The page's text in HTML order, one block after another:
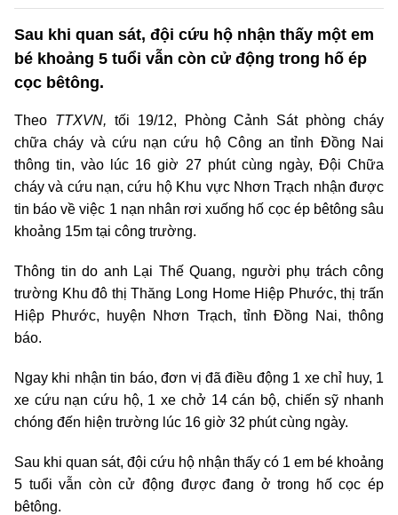
Sau khi quan sát, đội cứu hộ nhận thấy một em
bé khoảng 5 tuổi vẫn còn cử động trong hố ép
cọc bêtông.
Theo TTXVN, tối 19/12, Phòng Cảnh Sát phòng cháy
chữa cháy và cứu nạn cứu hộ Công an tỉnh Đồng Nai
thông tin, vào lúc 16 giờ 27 phút cùng ngày, Đội Chữa
cháy và cứu nạn, cứu hộ Khu vực Nhơn Trạch nhận được
tin báo về việc 1 nạn nhân rơi xuống hố cọc ép bêtông sâu
khoảng 15m tại công trường.
Thông tin do anh Lại Thế Quang, người phụ trách công
trường Khu đô thị Thăng Long Home Hiệp Phước, thị trấn
Hiệp Phước, huyện Nhơn Trạch, tỉnh Đồng Nai, thông
báo.
Ngay khi nhận tin báo, đơn vị đã điều động 1 xe chỉ huy, 1
xe cứu nạn cứu hộ, 1 xe chở 14 cán bộ, chiến sỹ nhanh
chóng đến hiện trường lúc 16 giờ 32 phút cùng ngày.
Sau khi quan sát, đội cứu hộ nhận thấy có 1 em bé khoảng
5 tuổi vẫn còn cử động được đang ở trong hố cọc ép
bêtông.